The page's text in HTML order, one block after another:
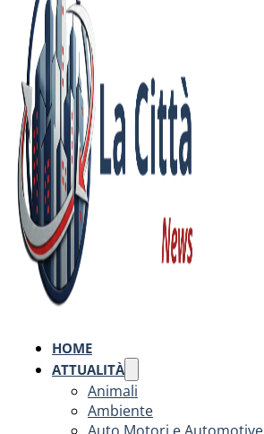
HOME
ATTUALITÀ
Animali
Ambiente
Auto Motori e Automotive